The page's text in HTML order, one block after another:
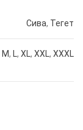
Сива, Тегет
M, L, XL, XXL, XXXL